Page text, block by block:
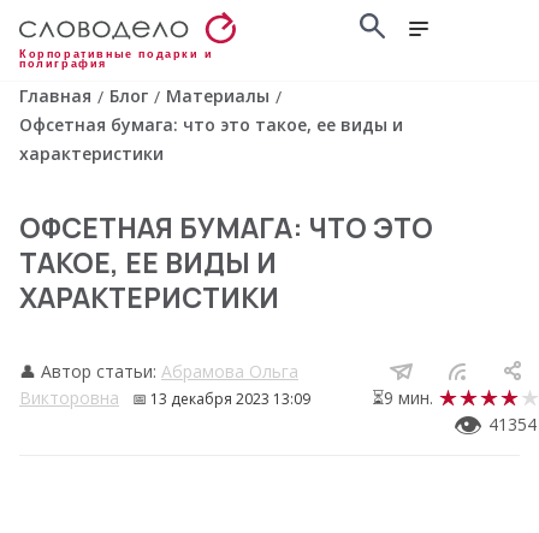
Корпоративные подарки и
полиграфия
Главная / Блог / Материалы /
Офсетная бумага: что это такое, ее виды и
характеристики
ОФСЕТНАЯ БУМАГА: ЧТО ЭТО
ТАКОЕ, ЕЕ ВИДЫ И
ХАРАКТЕРИСТИКИ
👤 Автор статьи: Абрамова Ольга
Викторовна
📅 13 декабря 2023 13:09 ⏳9 мин.
👁 41354